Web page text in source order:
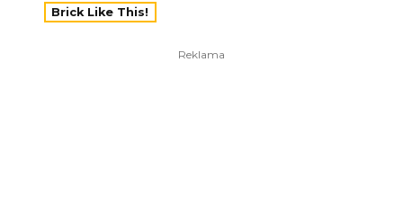
Brick Like This!